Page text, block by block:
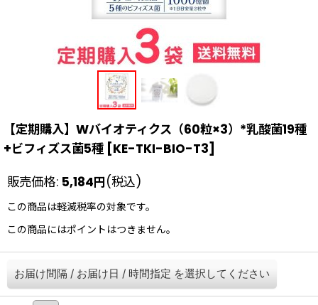
【定期購入】Wバイオティクス（60粒×3）*乳酸菌19種
+ビフィズス菌5種 [KE-TKI-BIO-T3]
販売価格: 5,184円(税込)
この商品は軽減税率の対象です。
この商品にはポイントはつきません。
お届け間隔 / お届け日 / 時間指定 を選択してください